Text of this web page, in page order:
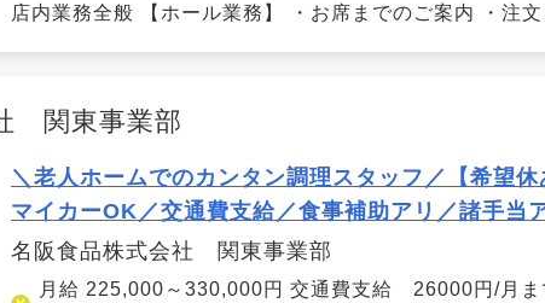
店内業務全般 【ホール業務】 ・お席までのご案内 ・注
関東事業部
＼老人ホームでのカンタン調理スタッフ／【希望
マイカーOK／交通費支給／食事補助アリ／諸手当ア
名阪食品株式会社 関東事業部
月給 225,000～330,000円 交通費支給 26000円/月